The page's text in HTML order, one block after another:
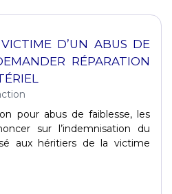
D’UN ABUS DE
RÉPARATION
pour abus de faiblesse, les
sur l’indemnisation du
aux héritiers de la victime